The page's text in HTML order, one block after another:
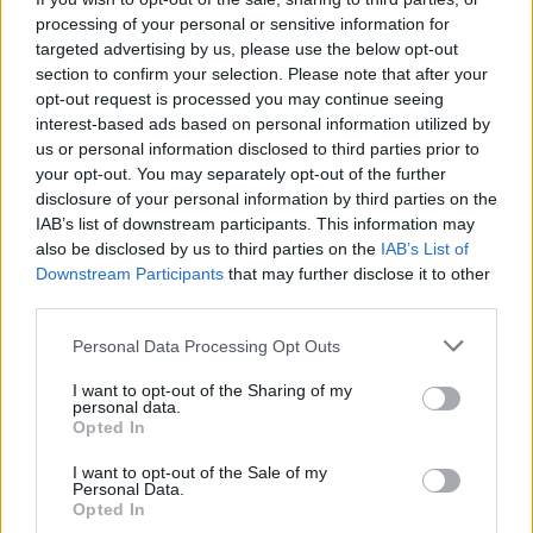
processing of your personal or sensitive information for
targeted advertising by us, please use the below opt-out
section to confirm your selection. Please note that after your
opt-out request is processed you may continue seeing
interest-based ads based on personal information utilized by
us or personal information disclosed to third parties prior to
your opt-out. You may separately opt-out of the further
disclosure of your personal information by third parties on the
IAB’s list of downstream participants. This information may
also be disclosed by us to third parties on the IAB’s List of
Downstream Participants that may further disclose it to other
Please note that this website/app uses one or more Google
not limited to your visit or usage behaviour. You may click to
grant or deny consent to Google and its third-party tags to
use your data for below specified purposes in below Google
consent section.
Personal Data Processing Opt Outs
I want to opt-out of the Sharing of my
personal data.
Opted In
I want to opt-out of the Sale of my
Personal Data.
Opted In
pic.twitter.com/